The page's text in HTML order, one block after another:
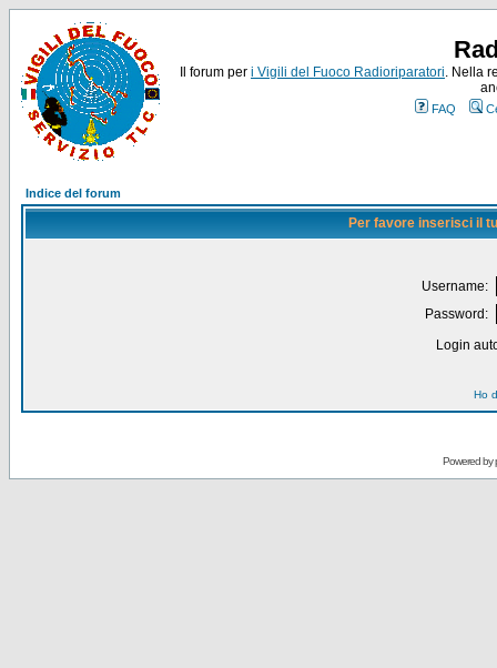
Il forum per i Vigili del Fuoco Radioriparatori. Nella
FAQ
Indice del forum
Per favore inserisci il
Username:
Password:
Login
Ho
Powered by